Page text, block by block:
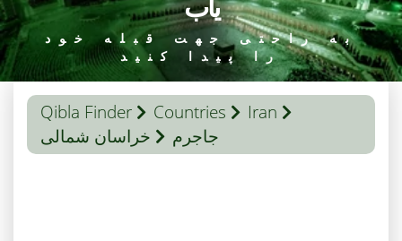
به راحتی جهت قبله خود
را پیدا کنید
Qibla Finder Countries
Iran
خراسان شمالی
جاجرم